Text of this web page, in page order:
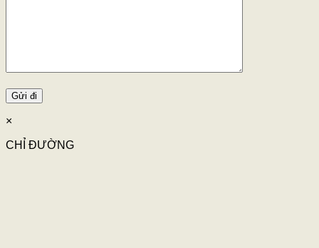
×
CHỈ ĐƯỜNG